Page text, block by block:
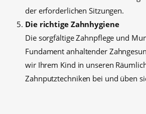
der erforderlichen Sitzungen.
Die richtige Zahnhygiene
Die sorgfältige Zahnpflege und
Fundament anhaltender
wir Ihrem Kind in unseren
Zahnputztechniken bei und üben